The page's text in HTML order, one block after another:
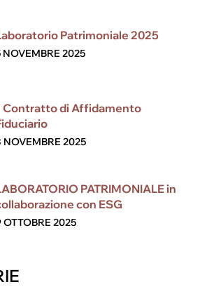
Patrimoniale 2025
NOVEMBRE 2025
Contratto di Affidamento
NOVEMBRE 2025
PATRIMONIALE in
con ESG
OTTOBRE 2025